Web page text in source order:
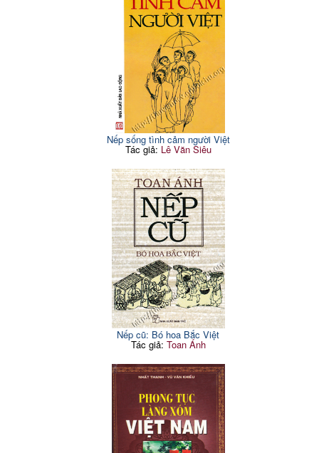
Nếp sống tình cảm người Việt
Tác giả: Lê Văn Siêu
Nếp cũ: Bó hoa Bắc Việt
Tác giả: Toan Ánh